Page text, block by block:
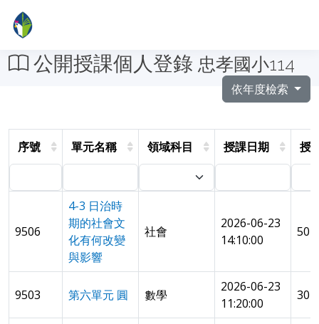
公開授課個人登錄 忠孝國小114
依年度檢索
序號 單元名稱 領域科目 授課日期 授
9506
4-3 日治時
期的社會文
化有何改變
與影響
社會
2026-06-23
14:10:00
501
9503 第六單元 圓 數學
2026-06-23
11:20:00
301